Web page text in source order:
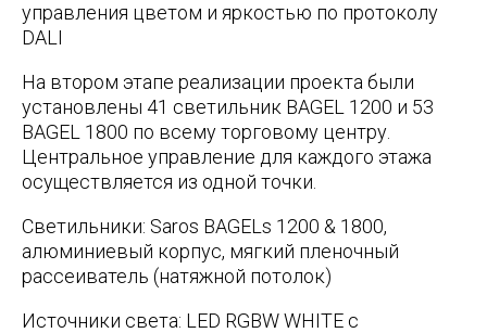
управления цветом и яркостью по протоколу
DALI
На втором этапе реализации проекта были
установлены 41 светильник BAGEL 1200 и 53
BAGEL 1800 по всему торговому центру.
Центральное управление для каждого этажа
осуществляется из одной точки.
Светильники: Saros BAGELs 1200 & 1800,
алюминиевый корпус, мягкий пленочный
рассеиватель (натяжной потолок)
Источники света: LED RGBW WHITE с